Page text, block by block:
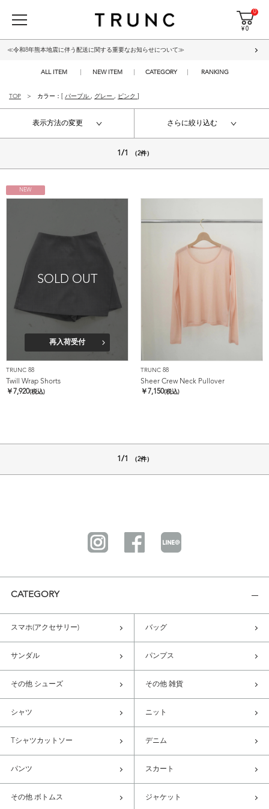
0
¥ 0
≪令和8年熊本地震に伴う配送に関する重要なお知らせについて≫
ALL ITEM NEW ITEM CATEGORY RANKING
TOP カラー：[ パープル , グレー , ピンク
表示方法の変更 さらに絞り込む
1/1 （2件）
NEW
SOLD OUT
再入荷受付
TRUNC 88
Twill Wrap Shorts
￥ 7,920(税込)
TRUNC 88
Sheer Crew Neck Pullover
￥ 7,150(税込)
1/1 （2件）
CATEGORY
スマホ(アクセサリー) バッグ
サンダル パンプス
その他 シューズ その他 雑貨
シャツ ニット
Tシャツカットソー デニム
パンツ スカート
その他 ボトムス ジャケット